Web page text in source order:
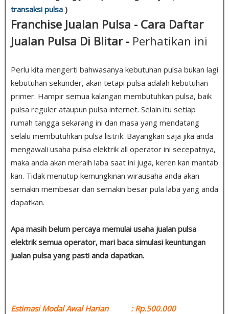
transaksi pulsa )
Franchise Jualan Pulsa - Cara Daftar
Jualan Pulsa Di Blitar - Perhatikan ini
Perlu kita mengerti bahwasanya kebutuhan pulsa bukan lagi
kebutuhan sekunder, akan tetapi pulsa adalah kebutuhan
primer. Hampir semua kalangan membutuhkan pulsa, baik
pulsa reguler ataupun pulsa internet. Selain itu setiap
rumah tangga sekarang ini dan masa yang mendatang
selalu membutuhkan pulsa listrik. Bayangkan saja jika anda
mengawali usaha pulsa elektrik all operator ini secepatnya,
maka anda akan meraih laba saat ini juga, keren kan mantab
kan. Tidak menutup kemungkinan wirausaha anda akan
semakin membesar dan semakin besar pula laba yang anda
dapatkan.
Apa masih belum percaya memulai usaha jualan pulsa
elektrik semua operator, mari baca simulasi keuntungan
jualan pulsa yang pasti anda dapatkan.
Estimasi Modal Awal Harian : Rp.500.000